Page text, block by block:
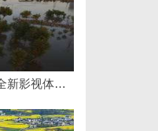
云电影网：开启无限视界的全新影视体验之旅